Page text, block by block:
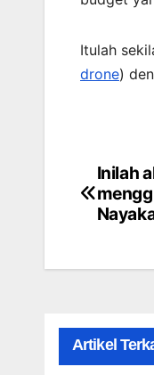
Itulah
drone)
Post
Inilah
Artikel